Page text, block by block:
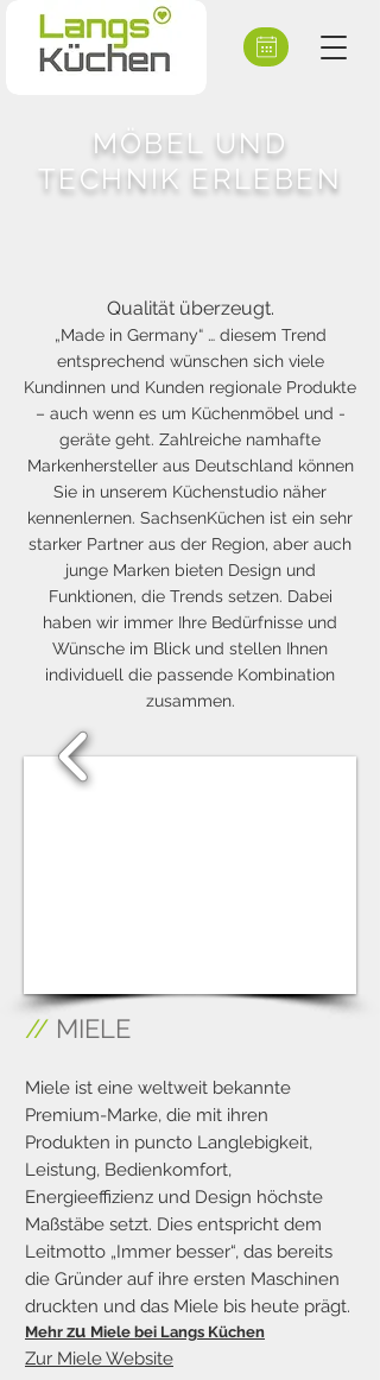
MÖBEL UND
TECHNIK ERLEBEN
Qualität überzeugt.
„Made in Germany“ … diesem Trend
entsprechend wünschen sich viele
Kundinnen und Kunden regionale Produkte
– auch wenn es um Küchenmöbel und -
geräte geht. Zahlreiche namhafte
Markenhersteller aus Deutschland können
Sie in unserem Küchenstudio näher
kennenlernen. SachsenKüchen ist ein sehr
starker Partner aus der Region, aber auch
junge Marken bieten Design und
Funktionen, die Trends setzen. Dabei
haben wir immer Ihre Bedürfnisse und
Wünsche im Blick und stellen Ihnen
individuell die passende Kombination
zusammen.
// MIELE
Miele ist eine weltweit bekannte
Premium-Marke, die mit ihren
Produkten in puncto Langlebigkeit,
Leistung, Bedienkomfort,
Energieeffizienz und Design höchste
Maßstäbe setzt. Dies entspricht dem
Leitmotto „Immer besser“, das bereits
die Gründer auf ihre ersten Maschinen
druckten und das Miele bis heute prägt.
Mehr zu Miele bei Langs Küchen
​Zur Miele Website